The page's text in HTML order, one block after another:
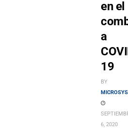
en el
a
19
BY
MICROSYS
6, 2020